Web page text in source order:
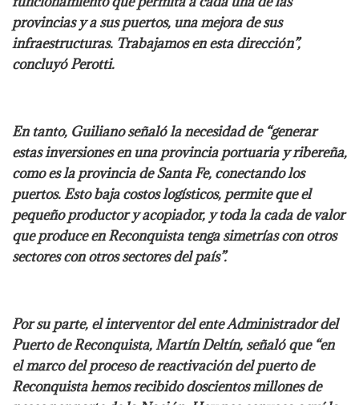
provincias y a sus puertos, una mejora de sus
infraestructuras. Trabajamos en esta dirección”,
concluyó Perotti.
En tanto, Guiliano señaló la necesidad de “generar
estas inversiones en una provincia portuaria y ribereña,
como es la provincia de Santa Fe, conectando los
puertos. Esto baja costos logísticos, permite que el
pequeño productor y acopiador, y toda la cada de valor
que produce en Reconquista tenga simetrías con otros
sectores con otros sectores del país”.
Por su parte, el interventor del ente Administrador del
Puerto de Reconquista, Martín Deltín, señaló que “en
el marco del proceso de reactivación del puerto de
Reconquista hemos recibido doscientos millones de